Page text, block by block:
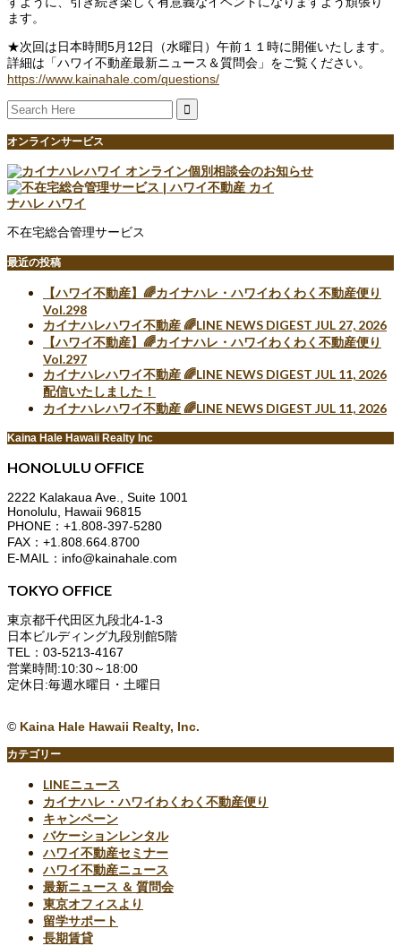
ます。
★次回は日本時間5月12日（水曜日）午前１１時に開催いたします。
詳細は「ハワイ不動産最新ニュース＆質問会」をご覧ください。
https://www.kainahale.com/questions/
Search
for:
オンラインサービス
不在宅総合管理サービス
最近の投稿
【ハワイ不動産】🌈カイナハレ・ハワイわくわく不動産便り
Vol.298
カイナハレハワイ不動産 🌈LINE NEWS DIGEST JUL 27, 2026
【ハワイ不動産】🌈カイナハレ・ハワイわくわく不動産便り
Vol.297
カイナハレハワイ不動産 🌈LINE NEWS DIGEST JUL 11, 2026
配信いたしました！
カイナハレハワイ不動産 🌈LINE NEWS DIGEST JUL 11, 2026
Kaina Hale Hawaii Realty Inc
HONOLULU OFFICE
2222 Kalakaua Ave., Suite 1001
Honolulu, Hawaii 96815
PHONE：+1.808-397-5280
FAX：+1.808.664.8700
E-MAIL：info@kainahale.com
TOKYO OFFICE
東京都千代田区九段北4-1-3
日本ビルディング九段別館5階
TEL：03-5213-4167
営業時間:10:30～18:00
定休日:毎週水曜日・土曜日
© Kaina Hale Hawaii Realty, Inc.
カテゴリー
LINEニュース
カイナハレ・ハワイわくわく不動産便り
キャンペーン
バケーションレンタル
ハワイ不動産セミナー
ハワイ不動産ニュース
最新ニュース ＆ 質問会
東京オフィスより
留学サポート
長期賃貸